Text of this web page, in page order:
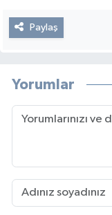
Paylaş
Yorumlar